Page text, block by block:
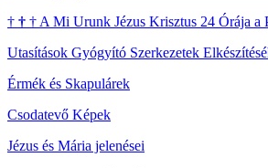
† † † A Mi Urunk Jézus Krisztus 24 Órája a
Utasítások Gyógyító Szerkezetek
Érmék és Skapulárek
Csodatevő Képek
Jézus és Mária jelenései